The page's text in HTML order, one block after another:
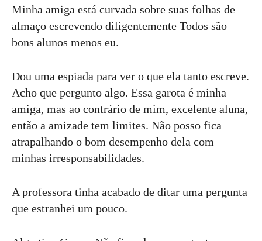
Minha amiga está curvada sobre suas folhas de
almaço escrevendo diligentemente Todos são
bons alunos menos eu.
Dou uma espiada para ver o que ela tanto escreve.
Acho que pergunto algo. Essa garota é minha
amiga, mas ao contrário de mim, excelente aluna,
então a amizade tem limites. Não posso fica
atrapalhando o bom desempenho dela com
minhas irresponsabilidades.
A professora tinha acabado de ditar uma pergunta
que estranhei um pouco.